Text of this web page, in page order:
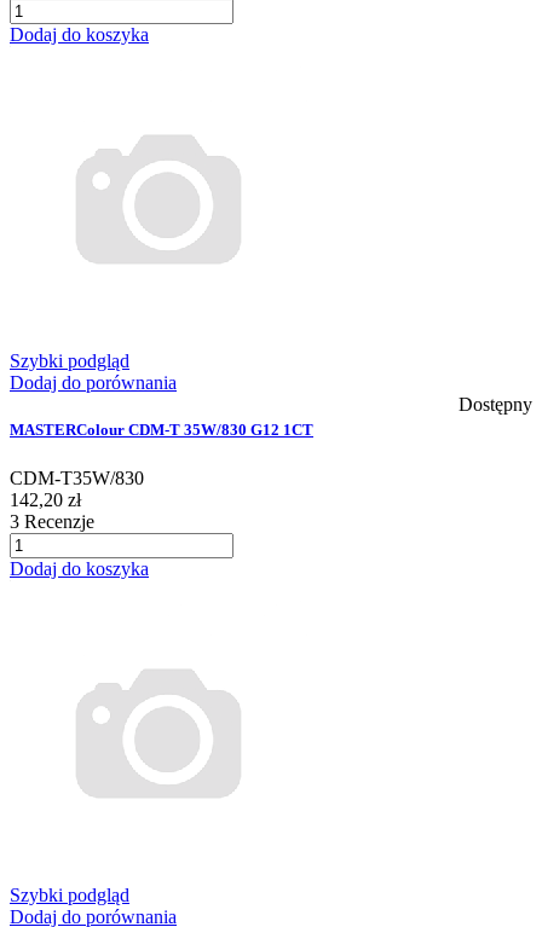
Dodaj do koszyka
Szybki podgląd
Dodaj do porównania
Dostępny
MASTERColour CDM-T 35W/830 G12 1CT
CDM-T35W/830
142,20 zł
3 Recenzje
Dodaj do koszyka
Szybki podgląd
Dodaj do porównania